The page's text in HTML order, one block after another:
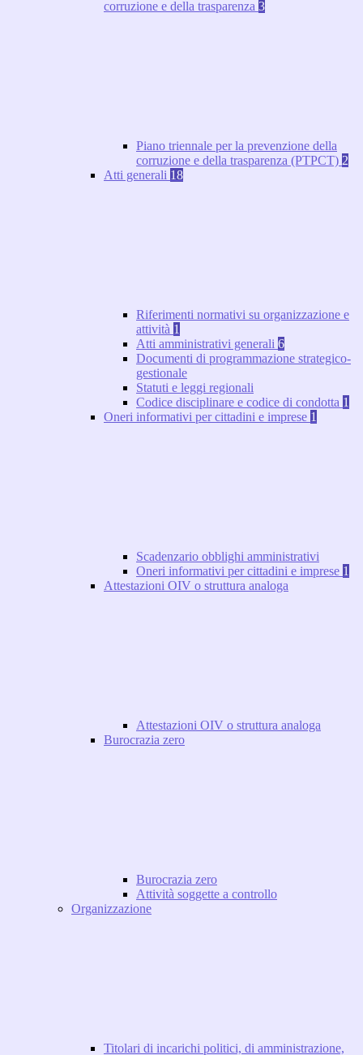
corruzione e della trasparenza 3
Piano triennale per la prevenzione della
corruzione e della trasparenza (PTPCT) 2
Atti generali 18
Riferimenti normativi su organizzazione e
attività 1
Atti amministrativi generali 6
Documenti di programmazione strategico-
gestionale
Statuti e leggi regionali
Codice disciplinare e codice di condotta 1
Oneri informativi per cittadini e imprese 1
Scadenzario obblighi amministrativi
Oneri informativi per cittadini e imprese 1
Attestazioni OIV o struttura analoga
Attestazioni OIV o struttura analoga
Burocrazia zero
Burocrazia zero
Attività soggette a controllo
Organizzazione
Titolari di incarichi politici, di amministrazione,